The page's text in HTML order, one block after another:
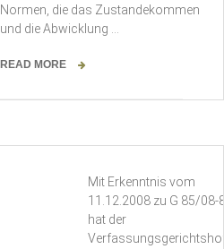
Normen, die das Zustandekommen
und die Abwicklung …
READ MORE
Mit Erkenntnis vom
11.12.2008 zu G 85/08-
hat der